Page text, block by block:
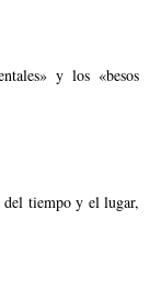
y los «besos
del tiempo y el lugar,